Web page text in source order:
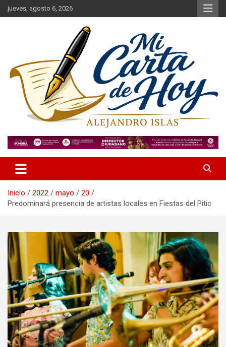
Saltar
al
jueves, agosto 6, 2026
Mi Carta de Hoy
Inicio 2022 mayo
20
Predominará presencia de artistas locales en Fiestas del Pitic